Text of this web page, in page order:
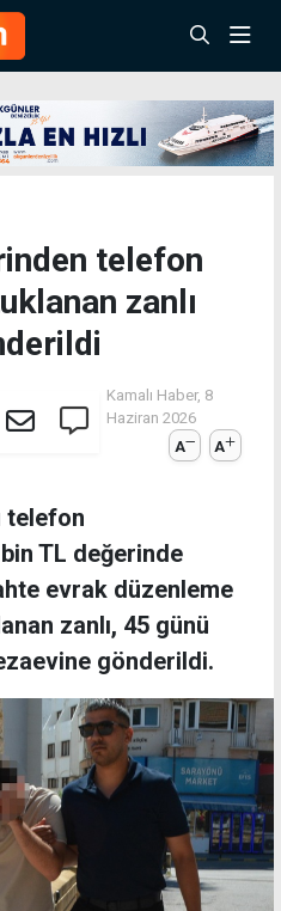
telefon
zanlı
Kamalı Haber, 8
Haziran 2026
A
A
telefon
TL değerinde
evrak düzenleme
zanlı, 45 günü
gönderildi.